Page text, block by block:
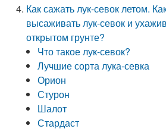
Как сажать лук-севок летом.
высаживать лук-севок и
открытом грунте?
Что такое лук-севок?
Лучшие сорта лука-севка
Орион
Стурон
Шалот
Стардаст